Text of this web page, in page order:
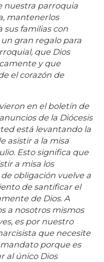
nuestra parroquia
mantenerlos
sus familias con
un gran regalo para
que Dios
y que
el corazón de
en el boletín de
de la Diócesis
está levantando la
asistir a la misa
Esto significa que
a misa los
obligación vuelve a
de santificar el
de Dios. A
a nosotros mismos
es por nuestro
que necesite
porque es
al único Dios